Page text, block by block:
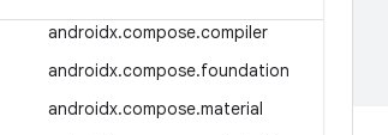
androidx.compose.compiler
androidx.compose.foundation
androidx.compose.material